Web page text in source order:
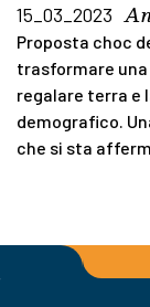
15_03_2023
Proposta choc
trasformare una
regalare terra e
demografico.
che si sta